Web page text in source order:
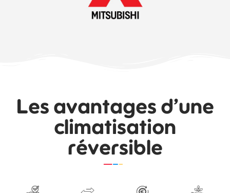
Les avantages d’une
climatisation
réversible